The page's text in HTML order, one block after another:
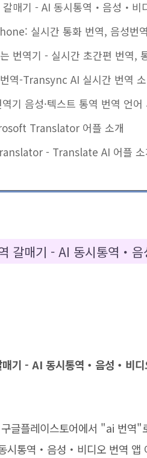
매기 - AI 동시통역・음성・비
실시간 통화 번역, 음성번
번역기 - 실시간 초간편 번역,
역-Transync AI 실시간 번역
기 음성·텍스트 통역 번역 언
Translator 어플 소개
- Translate AI 어플
갈매기 - AI 동시통역・
기 - AI 동시통역・음성・비
글플레이스토어에서 "ai 번역
시통역・음성・비디오 번역